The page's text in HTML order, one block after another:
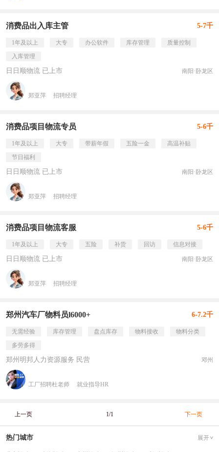
消费品出入库主管 5-7千
1年及以上 大专 办公软件 库存管理
质量控制
入库管理
日日顺物流 已上市 南阳·卧龙区
郑亚萍 招聘经理
消费品项目物流专员 5-6千
1年及以上 大专 带薪年假 五险一金
高温补贴
节日福利
日日顺物流 已上市 南阳·卧龙区
郑亚萍 招聘经理
消费品项目物流客服 5-6千
1年及以上 大专 五险 补货 回访 信息对接
日日顺物流 已上市 南阳·卧龙区
郑亚萍 招聘经理
郑州汽车厂物料员l6000+ 6-7.2千
无需经验 库存管理 盘点库存 物料接收
物料分类
多劳多得
郑州明邦人力资源服务 民营 邓州
工厂招聘杜老师 就业指导HR
上一页 1/1 下一页
热门城市 展开